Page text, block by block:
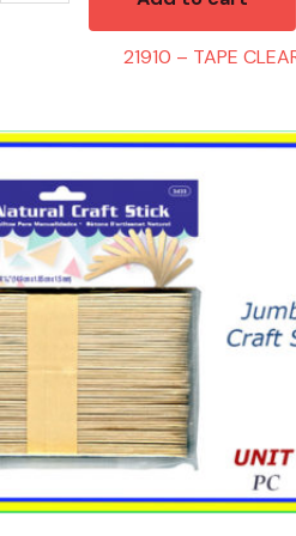
21910 – TAPE
21785
-
JUMBO
NATURAL
CRAFT
quantity